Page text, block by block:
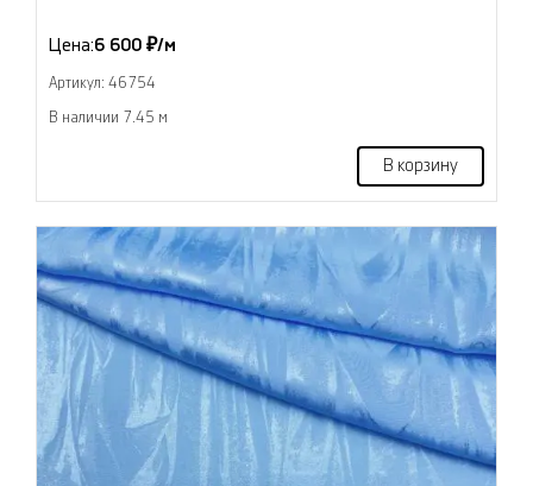
Цена:6 600 ₽/м
Артикул: 46754
В наличии 7.45 м
В корзину